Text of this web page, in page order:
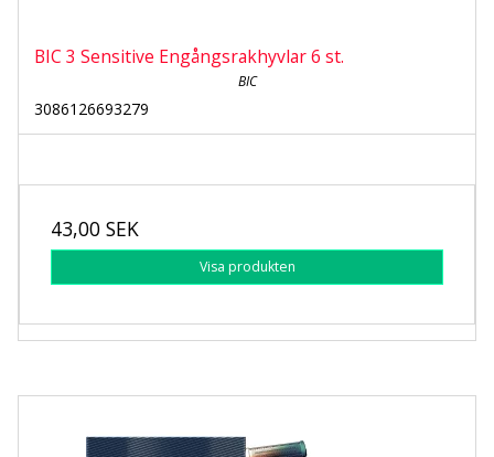
BIC 3 Sensitive Engångsrakhyvlar 6 st.
BIC
3086126693279
43,00 SEK
Visa produkten